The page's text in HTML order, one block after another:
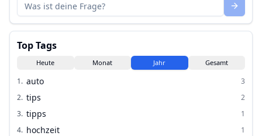
Top Tags
Heute Monat Jahr Gesamt
1. auto
3
2. tips
2
3. tipps
1
4. hochzeit
1